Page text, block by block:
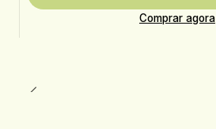
Comprar agora